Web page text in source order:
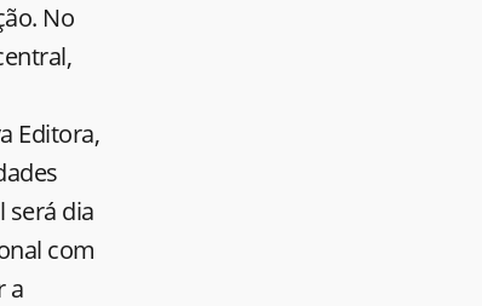
No
Editora,
será dia
com
a